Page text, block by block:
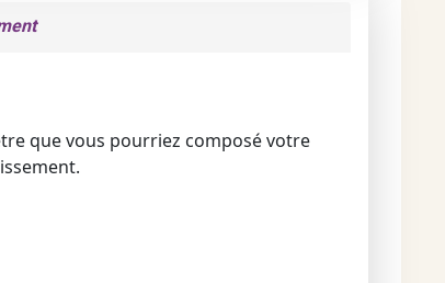
que vous pourriez composé votre